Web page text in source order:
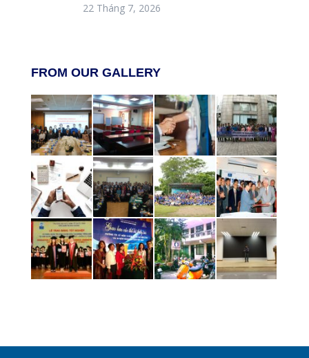
22 Tháng 7, 2026
FROM OUR GALLERY